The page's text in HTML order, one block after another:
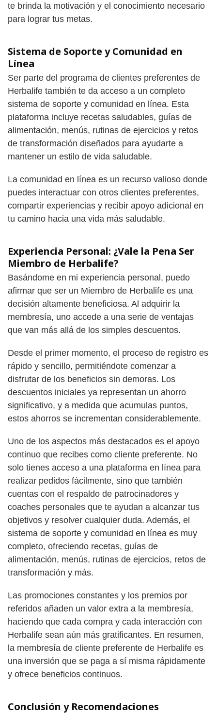
te brinda la motivación y el conocimiento necesario
para lograr tus metas.
Sistema de Soporte y Comunidad en
Línea
Ser parte del programa de clientes preferentes de
Herbalife también te da acceso a un completo
sistema de soporte y comunidad en línea. Esta
plataforma incluye recetas saludables, guías de
alimentación, menús, rutinas de ejercicios y retos
de transformación diseñados para ayudarte a
mantener un estilo de vida saludable.
La comunidad en línea es un recurso valioso donde
puedes interactuar con otros clientes preferentes,
compartir experiencias y recibir apoyo adicional en
tu camino hacia una vida más saludable.
Experiencia Personal: ¿Vale la Pena Ser
Miembro de Herbalife?
Basándome en mi experiencia personal, puedo
afirmar que ser un Miembro de Herbalife es una
decisión altamente beneficiosa. Al adquirir la
membresía, uno accede a una serie de ventajas
que van más allá de los simples descuentos.
Desde el primer momento, el proceso de registro es
rápido y sencillo, permitiéndote comenzar a
disfrutar de los beneficios sin demoras. Los
descuentos iniciales ya representan un ahorro
significativo, y a medida que acumulas puntos,
estos ahorros se incrementan considerablemente.
Uno de los aspectos más destacados es el apoyo
continuo que recibes como cliente preferente. No
solo tienes acceso a una plataforma en línea para
realizar pedidos fácilmente, sino que también
cuentas con el respaldo de patrocinadores y
coaches personales que te ayudan a alcanzar tus
objetivos y resolver cualquier duda. Además, el
sistema de soporte y comunidad en línea es muy
completo, ofreciendo recetas, guías de
alimentación, menús, rutinas de ejercicios, retos de
transformación y más.
Las promociones constantes y los premios por
referidos añaden un valor extra a la membresía,
haciendo que cada compra y cada interacción con
Herbalife sean aún más gratificantes. En resumen,
la membresía de cliente preferente de Herbalife es
una inversión que se paga a sí misma rápidamente
y ofrece beneficios continuos.
Conclusión y Recomendaciones